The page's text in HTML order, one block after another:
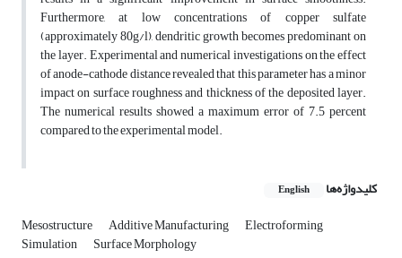
Furthermore, at low concentrations of copper sulfate
(approximately 80g/l), dendritic growth becomes predominant on
the layer. Experimental and numerical investigations on the effect
of anode-cathode distance revealed that this parameter has a minor
impact on surface roughness and thickness of the deposited layer.
The numerical results showed a maximum error of 7.5 percent
compared to the experimental model.
کلیدواژه‌ها English
Mesostructure Additive Manufacturing Electroforming
Simulation Surface Morphology